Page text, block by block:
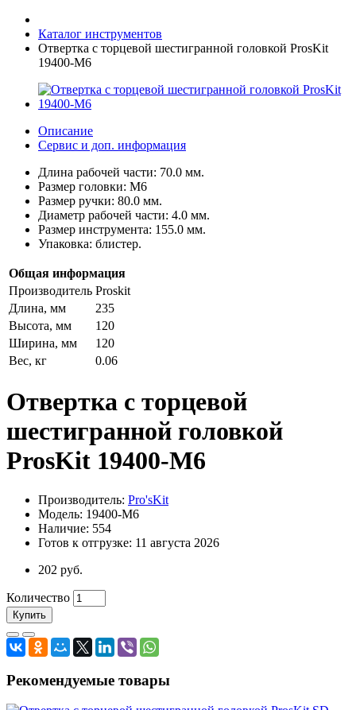
Каталог инструментов
Отвертка с торцевой шестигранной головкой ProsKit
19400-M6
Описание
Сервис и доп. информация
Длина рабочей части: 70.0 мм.
Размер головки: M6
Размер ручки: 80.0 мм.
Диаметр рабочей части: 4.0 мм.
Размер инструмента: 155.0 мм.
Упаковка: блистер.
Общая информация
Производитель Proskit
Длина, мм
235
Высота, мм
120
Ширина, мм
120
Вес, кг
0.06
Отвертка с торцевой
шестигранной головкой
ProsKit 19400-M6
Производитель: Pro'sKit
Модель: 19400-M6
Наличие: 554
Готов к отгрузке: 11 августа 2026
202 руб.
Количество
Купить
Рекомендуемые товары